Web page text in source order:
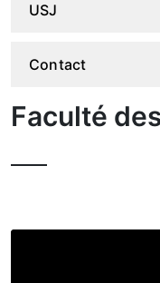
USJ
Contact
Faculté